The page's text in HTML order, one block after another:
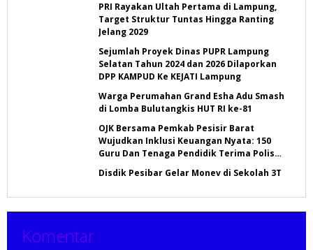
PRI Rayakan Ultah Pertama di Lampung,
Target Struktur Tuntas Hingga Ranting
Jelang 2029
Sejumlah Proyek Dinas PUPR Lampung
Selatan Tahun 2024 dan 2026 Dilaporkan
DPP KAMPUD Ke KEJATI Lampung
Warga Perumahan Grand Esha Adu Smash
di Lomba Bulutangkis HUT RI ke-81
OJK Bersama Pemkab Pesisir Barat
Wujudkan Inklusi Keuangan Nyata: 150
Guru Dan Tenaga Pendidik Terima Polis
Disdik Pesibar Gelar Monev di Sekolah 3T
Komentar